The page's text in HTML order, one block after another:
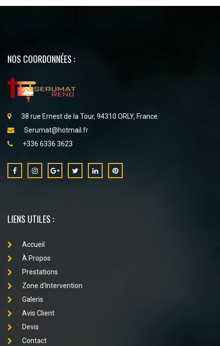
NOS COORDONNÉES :
38 rue Ernest de la Tour, 94310 ORLY, France.
Serumat@hotmail.fr
+336 6336 3623
LIENS UTILES :
Accueil
À Propos
Prestations
Zone d'Intervention
Galeris
Avis Client
Devis
Contact